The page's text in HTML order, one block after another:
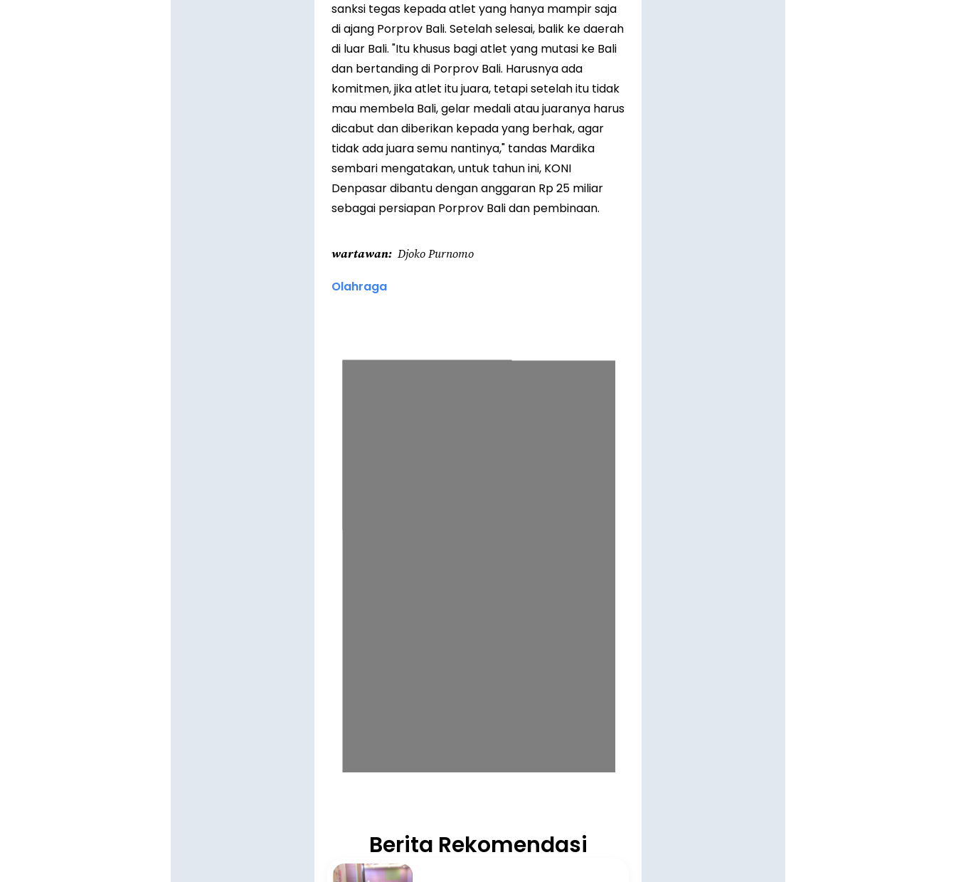
sanksi tegas kepada atlet yang hanya mampir saja
di ajang Porprov Bali. Setelah selesai, balik ke daerah
di luar Bali. "Itu khusus bagi atlet yang mutasi ke Bali
dan bertanding di Porprov Bali. Harusnya ada
komitmen, jika atlet itu juara, tetapi setelah itu tidak
mau membela Bali, gelar medali atau juaranya harus
dicabut dan diberikan kepada yang berhak, agar
tidak ada juara semu nantinya," tandas Mardika
sembari mengatakan, untuk tahun ini, KONI
Denpasar dibantu dengan anggaran Rp 25 miliar
sebagai persiapan Porprov Bali dan pembinaan.
wartawan Djoko Purnomo
Olahraga
Berita Rekomendasi